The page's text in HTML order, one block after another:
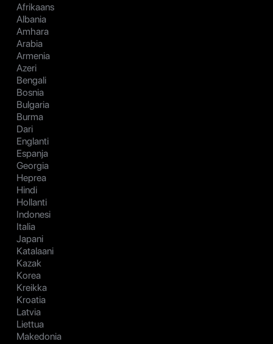
Afrikaans
Albania
Amhara
Arabia
Armenia
Azeri
Bengali
Bosnia
Bulgaria
Burma
Dari
Englanti
Espanja
Georgia
Heprea
Hindi
Hollanti
Indonesi
Italia
Japani
Katalaani
Kazak
Korea
Kreikka
Kroatia
Latvia
Liettua
Makedonia